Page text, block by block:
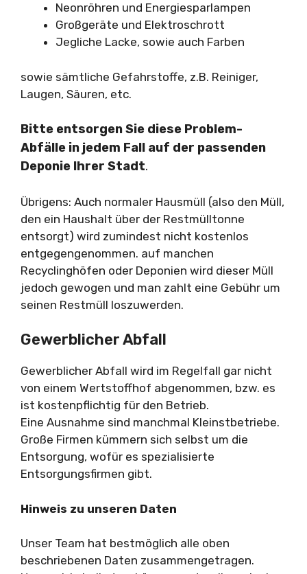
Neonröhren und Energiesparlampen
Großgeräte und Elektroschrott
Jegliche Lacke, sowie auch Farben
sowie sämtliche Gefahrstoffe, z.B. Reiniger,
Laugen, Säuren, etc.
Bitte entsorgen Sie diese Problem-
Abfälle in jedem Fall auf der passenden
Deponie Ihrer Stadt.
Übrigens: Auch normaler Hausmüll (also den Müll,
den ein Haushalt über der Restmülltonne
entsorgt) wird zumindest nicht kostenlos
entgegengenommen. auf manchen
Recyclinghöfen oder Deponien wird dieser Müll
jedoch gewogen und man zahlt eine Gebühr um
seinen Restmüll loszuwerden.
Gewerblicher Abfall
Gewerblicher Abfall wird im Regelfall gar nicht
von einem Wertstoffhof abgenommen, bzw. es
ist kostenpflichtig für den Betrieb.
Eine Ausnahme sind manchmal Kleinstbetriebe.
Große Firmen kümmern sich selbst um die
Entsorgung, wofür es spezialisierte
Entsorgungsfirmen gibt.
Hinweis zu unseren Daten
Unser Team hat bestmöglich alle oben
beschriebenen Daten zusammengetragen.